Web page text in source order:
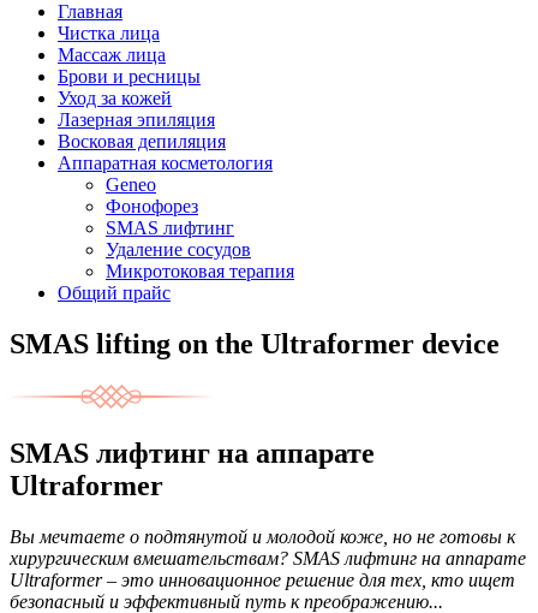
Главная
Чистка лица
Массаж лица
Брови и ресницы
Уход за кожей
Лазерная эпиляция
Восковая депиляция
Аппаратная косметология
Geneo
Фонофорез
SMAS лифтинг
Удаление сосудов
Микротоковая терапия
Общий прайс
SMAS lifting on the Ultraformer device
SMAS лифтинг на аппарате
Ultraformer
Вы мечтаете о подтянутой и молодой коже, но не готовы к
хирургическим вмешательствам? SMAS лифтинг на аппарате
Ultraformer – это инновационное решение для тех, кто ищет
безопасный и эффективный путь к преображению...